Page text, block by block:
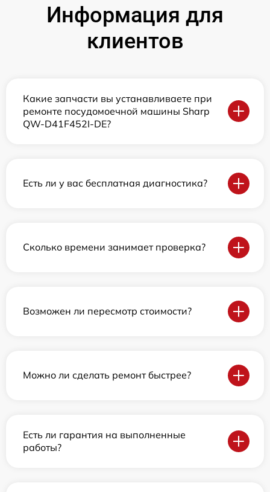
Информация для
клиентов
Какие запчасти вы устанавливаете при
ремонте посудомоечной машины Sharp
QW-D41F452I-DE?
Есть ли у вас бесплатная диагностика?
Сколько времени занимает проверка?
Возможен ли пересмотр стоимости?
Можно ли сделать ремонт быстрее?
Есть ли гарантия на выполненные
работы?